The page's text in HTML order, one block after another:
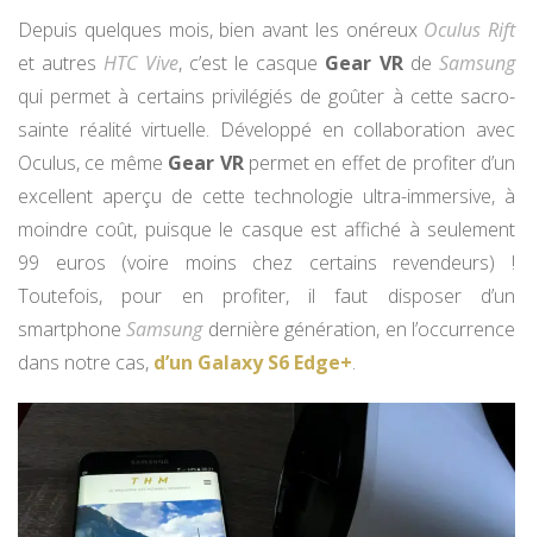
Depuis quelques mois, bien avant les onéreux Oculus Rift
et autres HTC Vive, c’est le casque Gear VRdeSamsung
qui permet à certains privilégiés de goûter à cette sacro-
sainte réalité virtuelle. Développé en collaboration avec
Oculus, ce même Gear VRpermet en effet de profiter d’un
excellent aperçu de cette technologie ultra-immersive, à
moindre coût, puisque le casque est affiché à seulement
99 euros (voire moins chez certains revendeurs) !
Toutefois, pour en profiter, il faut disposer d’un
smartphoneSamsungdernière génération, en l’occurrence
dans notre cas, d’un Galaxy S6 Edge+.